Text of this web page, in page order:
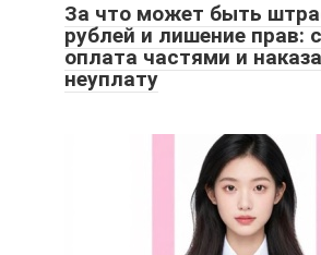
За что может быть
рублей и лишение прав:
оплата частями и
неуплату